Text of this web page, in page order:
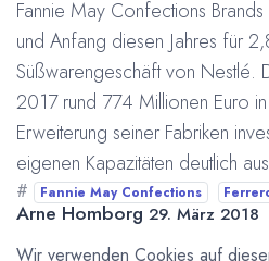
Fannie May Confections
und Anfang diesen Jahres für
Süßwarengeschäft von Nestlé.
2017 rund 774 Millionen Euro
Erweiterung seiner Fabriken
eigenen Kapazitäten deutlich
# Fannie May Confections
Arne Homborg 29. März 2018
Wir verwenden Cookies auf